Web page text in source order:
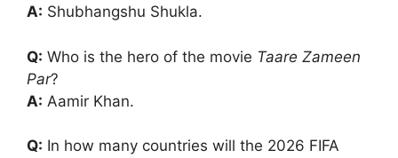
A: Shubhangshu Shukla.
Q: Who is the hero of the movie Taare Zameen
Par?
A: Aamir Khan.
Q: In how many countries will the 2026 FIFA